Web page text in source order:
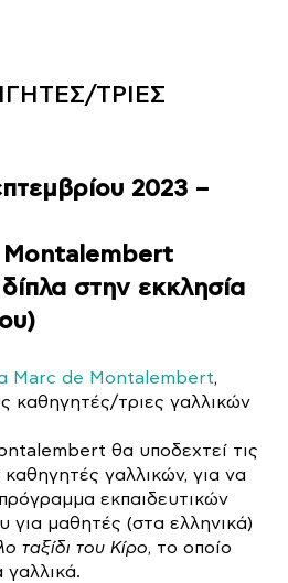
ΤΡΙΕΣ
2023 –
Montalembert
στην εκκλησία
Marc de Montalembert,
καθηγητές/τριες γαλλικών
θα υποδεχτεί τις
γαλλικών, για να
εκπαιδευτικών
για μαθητές (στα ελληνικά)
ταξίδι του Κίρο, το οποίο